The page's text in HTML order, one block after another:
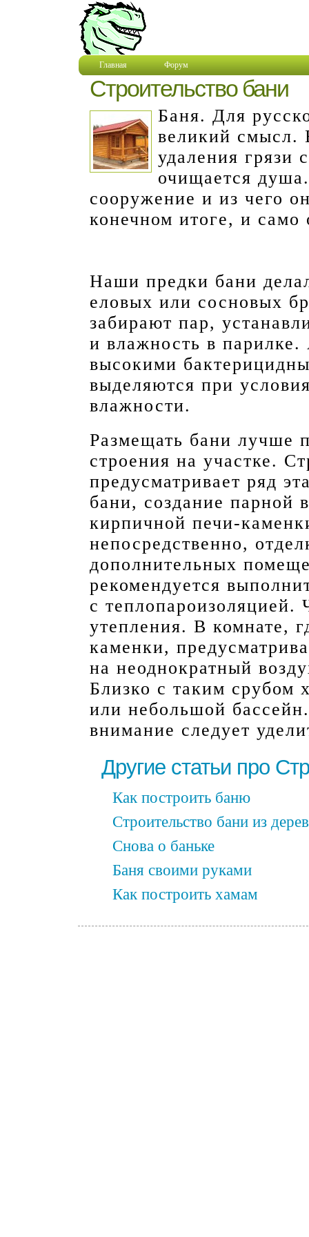
Главная Форум
Строительство бани
Баня. Для
великий смысл.
удаления грязи
очищается
сооружение и из чего
конечном итоге, и
Наши предки бани
еловых или сосновых
забирают пар,
и влажность в
высокими
выделяются при
влажности.
Размещать бани лучше
строения на участке.
предусматривает ряд
бани, создание парной
кирпичной печи-
непосредственно,
дополнительных
рекомендуется
с теплопароизоляцией.
утепления. В комнате,
каменки,
на неоднократный
Близко с таким срубом
или небольшой
внимание следует
Другие статьи про
Как построить баню
Строительство бани из
Снова о баньке
Баня своими руками
Как построить хамам